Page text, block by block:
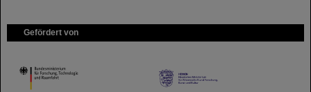
Gefördert von
HMWK